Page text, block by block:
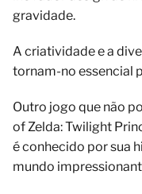
gravidade.
A criatividade e a
tornam-no essencial
Outro jogo que não
of Zelda: Twilight
é conhecido por sua
mundo